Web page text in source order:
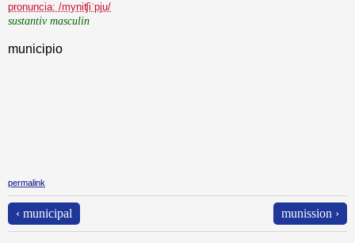
pronuncia: /myniʧiˈpju/
sustantiv masculin
municipio
permalink
‹ municipal munission ›